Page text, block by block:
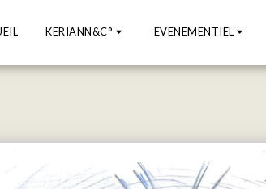
KERIANN&C° EVENEMENTIEL